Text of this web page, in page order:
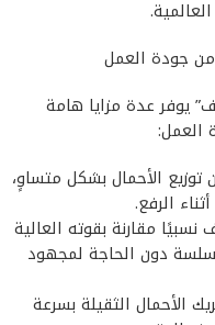
جودة العمل
يوفر عدة مزايا هامة
العمل:
الأحمال بشكل متساوٍ،
الرفع.
مقارنة بقوته العالية
دون الحاجة لمجهود
الأحمال الثقيلة بسرعة